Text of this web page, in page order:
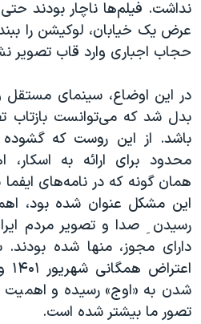
نداشت. فیلم‌ها ناچار بودند
عرض یک خیابان، لوکیشن را
حجاب اجباری وارد قاب تصویر
در این اوضاع، سینمای مستقل
بدل شد که می‌توانست بازتاب
باشد. از این روست که
محدود برای ارائه به اسکار،
همان گونه که در نامه‌های
این مشکل عنوان شده بود،
رسیدن ِ صدا و تصویر مردم
دارای مجوز، منها شده
شدن به «اوج» رسیده و
تصور ما بیشتر شده است.